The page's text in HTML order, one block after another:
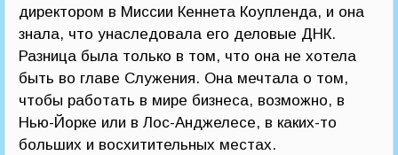
директором в Миссии Кеннета Коупленда, и она
знала, что унаследовала его деловые ДНК.
Разница была только в том, что она не хотела
быть во главе Служения. Она мечтала о том,
чтобы работать в мире бизнеса, возможно, в
Нью-Йорке или в Лос-Анджелесе, в каких-то
больших и восхитительных местах.